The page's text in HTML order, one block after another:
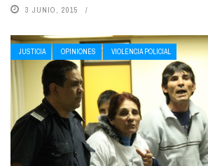
3 JUNIO, 2015
JUSTICIA OPINIONES VIOLENCIA POLICIAL